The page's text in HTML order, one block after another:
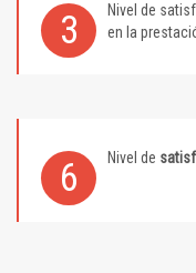
3 Nivel de
en la
6 Nivel de